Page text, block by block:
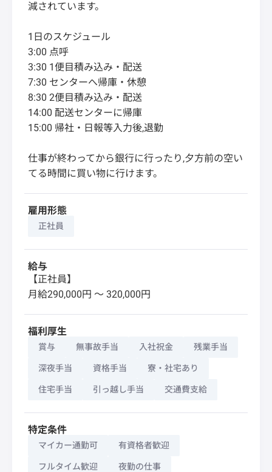
減されています。
1日のスケジュール
3:00 点呼
3:30 1便目積み込み・配送
7:30 センターへ帰庫・休憩
8:30 2便目積み込み・配送
14:00 配送センターに帰庫
15:00 帰社・日報等入力後,退勤
仕事が終わってから銀行に行ったり,夕方前の空い
てる時間に買い物に行けます。
雇用形態
正社員
給与
【正社員】
月給290,000円 〜 320,000円
福利厚生
賞与 無事故手当 入社祝金 残業手当
深夜手当 資格手当 寮・社宅あり
住宅手当 引っ越し手当 交通費支給
特定条件
マイカー通勤可 有資格者歓迎
フルタイム歓迎 夜勤の仕事